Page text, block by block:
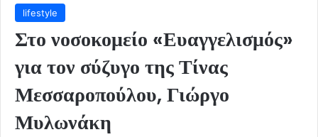
lifestyle
Στο νοσοκομείο «Ευαγγελισμός»
για τον σύζυγο της Τίνας
Μεσσαροπούλου, Γιώργο
Μυλωνάκη